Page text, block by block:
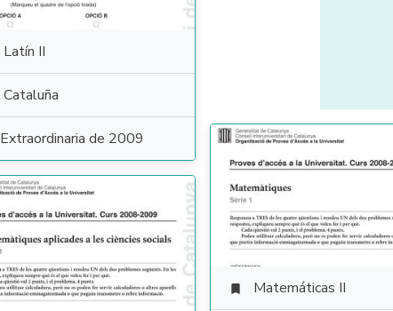
Latín II
Cataluña
Extraordinaria de 2009
 Matemáticas II